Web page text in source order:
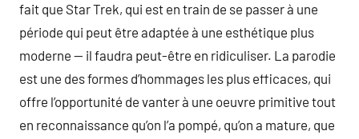
fait que Star Trek, qui est en train de se passer à une
période qui peut être adaptée à une esthétique plus
moderne — il faudra peut-être en ridiculiser. La parodie
est une des formes d’hommages les plus efficaces, qui
offre l’opportunité de vanter à une oeuvre primitive tout
en reconnaissance qu’on l’a pompé, qu’on a mature, que